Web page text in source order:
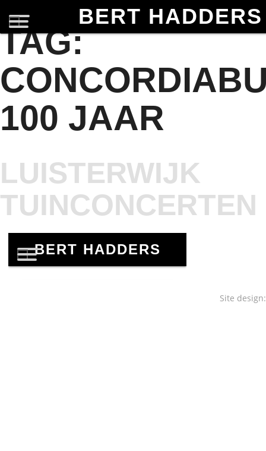
BERT HADDERS
TAG:
100 JAAR
LUISTERWIJK
TUINCONCERTEN
Site